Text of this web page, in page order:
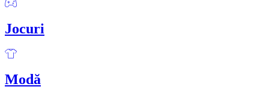
Jocuri
Modă